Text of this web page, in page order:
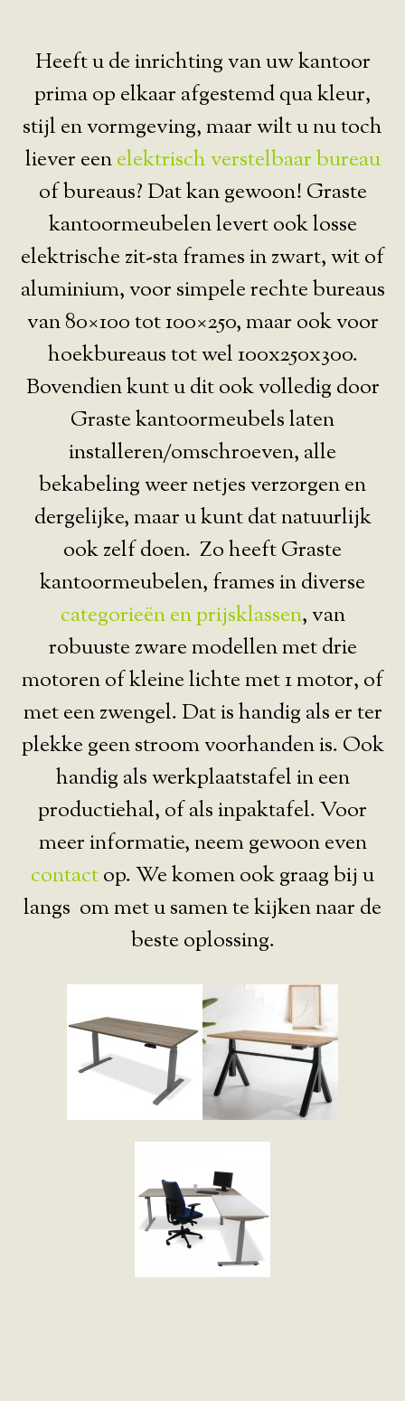
Heeft u de inrichting van uw kantoor
prima op elkaar afgestemd qua kleur,
stijl en vormgeving, maar wilt u nu toch
liever eenelektrisch verstelbaar bureau
of bureaus? Dat kan gewoon! Graste
kantoormeubelen levert ook losse
elektrische zit-sta frames in zwart, wit of
aluminium, voor simpele rechte bureaus
van 80×100 tot 100×250, maar ook voor
hoekbureaus tot wel 100x250x300.
Bovendien kunt u dit ook volledig door
Graste kantoormeubels laten
installeren/omschroeven, alle
bekabeling weer netjes verzorgen en
dergelijke, maar u kunt dat natuurlijk
ook zelf doen. Zo heeft Graste
kantoormeubelen, frames in diverse
categorieën en prijsklassen, van
robuuste zware modellen met drie
motoren of kleine lichte met 1 motor, of
met een zwengel. Dat is handig als er ter
plekke geen stroom voorhanden is. Ook
handig als werkplaatstafel in een
productiehal, of als inpaktafel. Voor
meer informatie, neem gewoon even
contactop. We komen ook graag bij u
langs om met u samen te kijken naar de
beste oplossing.